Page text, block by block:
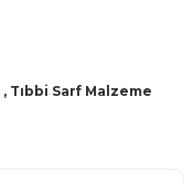
, Tıbbi Sarf Malzeme